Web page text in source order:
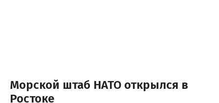
Морской штаб НАТО открылся в
Ростоке